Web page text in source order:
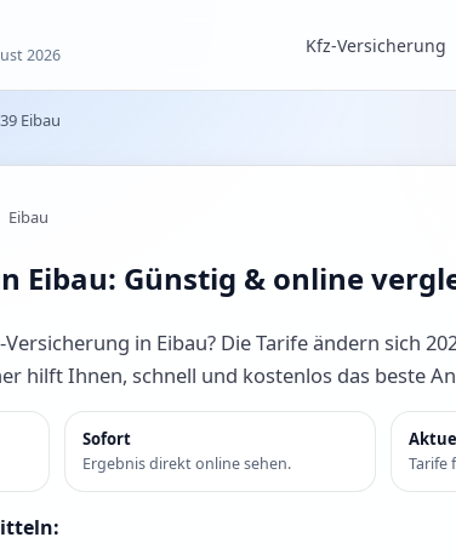
2026 Kfz-Versicherung
Eibau
Eibau
Eibau: Günstig & online
in Eibau? Die Tarife ändern sich
hilft Ihnen, schnell und kostenlos das beste
Sofort
Ergebnis direkt online sehen. Tarife